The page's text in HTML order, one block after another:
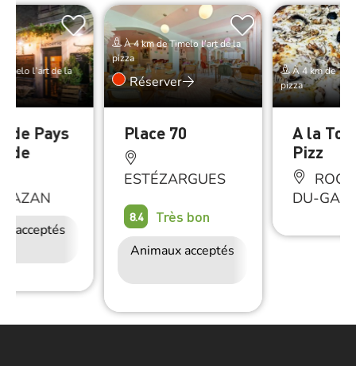
l’art de la
de Pays
de
acceptés
Accès Internet
Restauration
À 4 km de Timelo l’art de la
pizza
Réserver
Place 70
ESTÉZARGUES
8.4 Très bon
Animaux acceptés
À 4 km de
pizza
A la
Pizz
DU-